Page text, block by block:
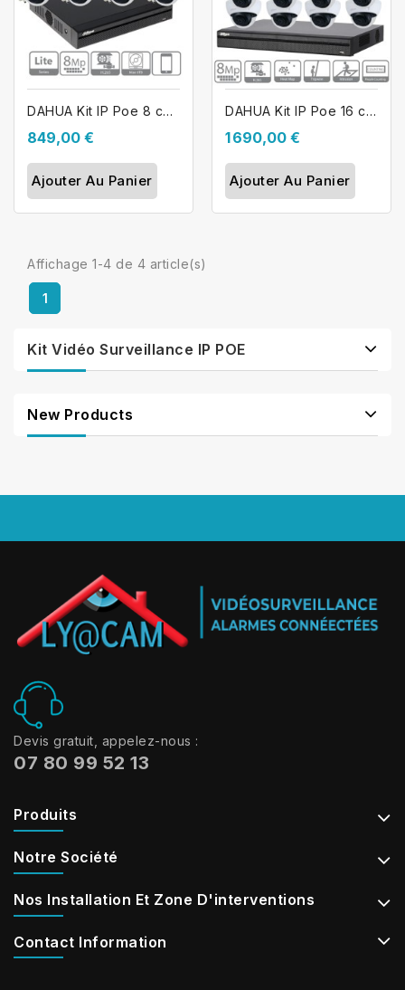
DAHUA Kit IP Poe 8 caméras dômes à...
849,00 €
Ajouter Au Panier
DAHUA Kit IP Poe 16 caméras dômes à...
1 690,00 €
Ajouter Au Panier
Affichage 1-4 de 4 article(s)
1
Kit Vidéo Surveillance IP POE
New Products
Devis gratuit, appelez-nous :
07 80 99 52 13
Produits
Notre Société
Nos Installation Et Zone D'interventions
Contact Information